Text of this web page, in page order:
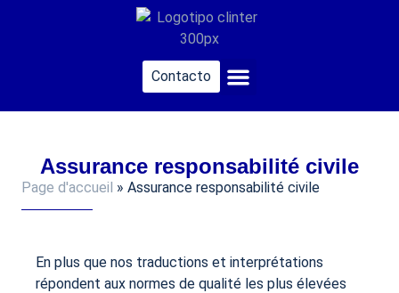
Contacto
Assurance responsabilité civile
Page d'accueil » Assurance responsabilité civile
En plus que nos traductions et interprétations
répondent aux normes de qualité les plus élevées